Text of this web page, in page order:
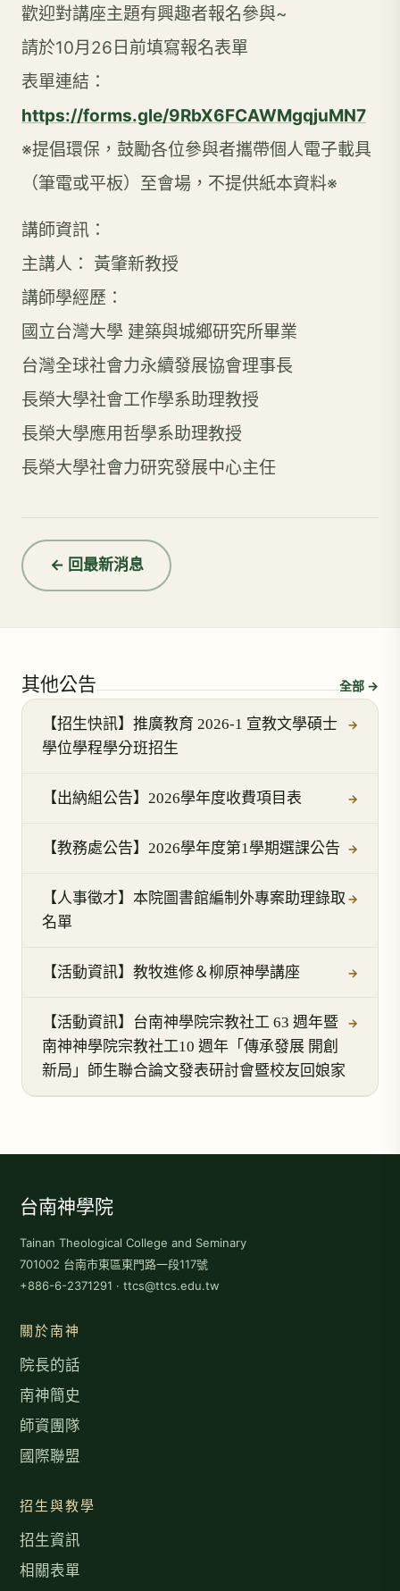
歡迎對講座主題有興趣者報名參與~
請於10月26日前填寫報名表單
表單連結：
https://forms.gle/9RbX6FCAWMgqjuMN7
※提倡環保，鼓勵各位參與者攜帶個人電子載具
（筆電或平板）至會場，不提供紙本資料※
講師資訊：
主講人： 黃肇新教授
講師學經歷：
國立台灣大學 建築與城鄉研究所畢業
台灣全球社會力永續發展協會理事長
長榮大學社會工作學系助理教授
長榮大學應用哲學系助理教授
長榮大學社會力研究發展中心主任
← 回最新消息
其他公告 全部 →
【招生快訊】推廣教育 2026-1 宣教文學碩士
學位學程學分班招生
→
【出納組公告】2026學年度收費項目表 →
【教務處公告】2026學年度第1學期選課公告 →
【人事徵才】本院圖書館編制外專案助理錄取
名單
→
【活動資訊】教牧進修＆柳原神學講座 →
【活動資訊】台南神學院宗教社工 63 週年暨
南神神學院宗教社工10 週年「傳承發展 開創
新局」師生聯合論文發表研討會暨校友回娘家
→
台南神學院
Tainan Theological College and Seminary
701002 台南市東區東門路一段117號
+886-6-2371291 · ttcs@ttcs.edu.tw
關於南神
院長的話
南神簡史
師資團隊
國際聯盟
招生與教學
招生資訊
相關表單